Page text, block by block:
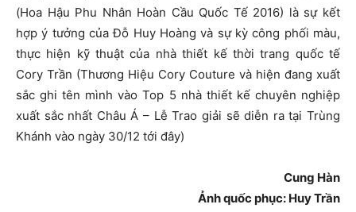
(Hoa Hậu Phu Nhân Hoàn Cầu Quốc Tế 2016) là sự kết
hợp ý tưởng của Đỗ Huy Hoàng và sự kỳ công phối màu,
thực hiện kỹ thuật của nhà thiết kế thời trang quốc tế
Cory Trần (Thương Hiệu Cory Couture và hiện đang xuất
sắc ghi tên mình vào Top 5 nhà thiết kế chuyên nghiệp
xuất sắc nhất Châu Á – Lễ Trao giải sẽ diễn ra tại Trùng
Khánh vào ngày 30/12 tới đây)
Cung Hàn
Ảnh quốc phục: Huy Trần